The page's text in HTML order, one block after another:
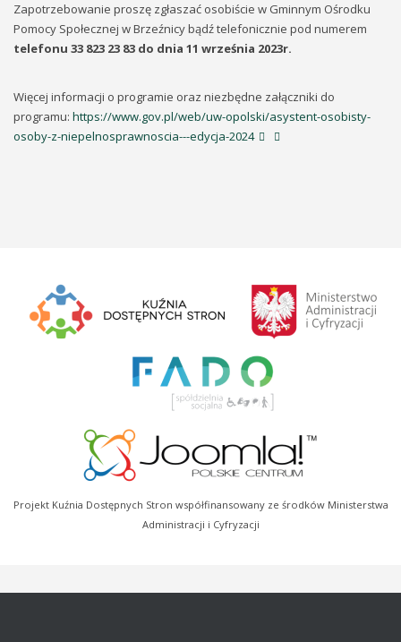
Zapotrzebowanie proszę zgłaszać osobiście w Gminnym Ośrodku
Pomocy Społecznej w Brzeźnicy bądź telefonicznie pod numerem
telefonu 33 823 23 83 do dnia 11 września 2023r.
Więcej informacji o programie oraz niezbędne załączniki do
programu: https://www.gov.pl/web/uw-opolski/asystent-osobisty-
osoby-z-niepelnosprawnoscia---edycja-2024
Projekt Kuźnia Dostępnych Stron współfinansowany ze środków Ministerstwa
Administracji i Cyfryzacji